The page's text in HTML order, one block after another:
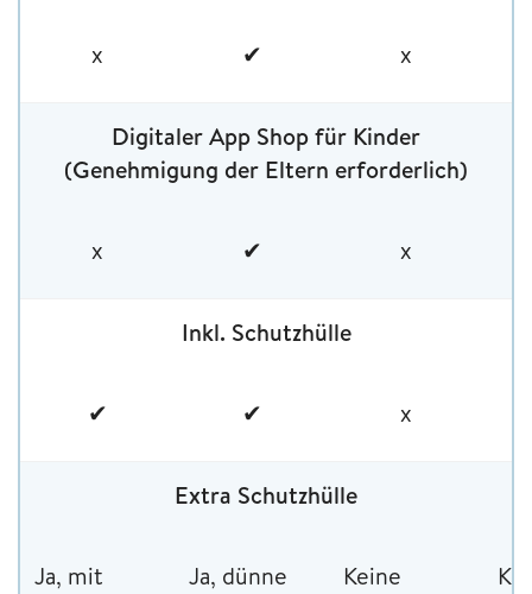
x ✔ x
Digitaler App Shop für Kinder
(Genehmigung der Eltern erforderlich)
x ✔ x
Inkl. Schutzhülle
✔ ✔ x
Extra Schutzhülle
Ja, mit
Ja, dünne
Keine